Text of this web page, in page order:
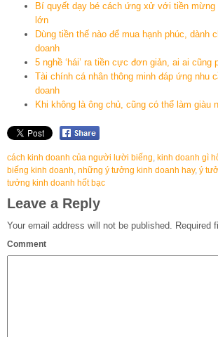
Bí quyết dạy bé cách ứng xử với tiền
lớn
Dùng tiền thế nào để mua hạnh phúc, dành
doanh
5 nghề ‘hái’ ra tiền cực đơn giản, ai ai cũng
Tài chính cá nhân thông minh đáp ứng nhu
doanh
Khi không là ông chủ, cũng có thể làm giàu
cách kinh doanh của người lười biếng, kinh doanh gì
biếng kinh doanh, những ý tưởng kinh doanh hay, ý
tưởng kinh doanh hốt bạc
Leave a Reply
Your email address will not be published. Required
Comment